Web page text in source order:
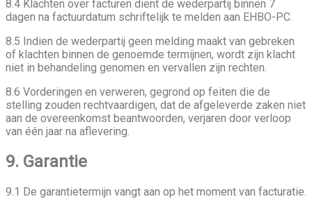
8.4 Klachten over facturen dient de wederpartij binnen 7
dagen na factuurdatum schriftelijk te melden aan EHBO-PC.
8.5 Indien de wederpartij geen melding maakt van gebreken
of klachten binnen de genoemde termijnen, wordt zijn klacht
niet in behandeling genomen en vervallen zijn rechten.
8.6 Vorderingen en verweren, gegrond op feiten die de
stelling zouden rechtvaardigen, dat de afgeleverde zaken niet
aan de overeenkomst beantwoorden, verjaren door verloop
van één jaar na aflevering.
9. Garantie
9.1 De garantietermijn vangt aan op het moment van facturatie.